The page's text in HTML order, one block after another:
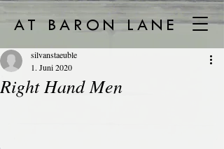
AT BARON LANE
Right Hand Men
silvanstaeuble
1. Juni 2020